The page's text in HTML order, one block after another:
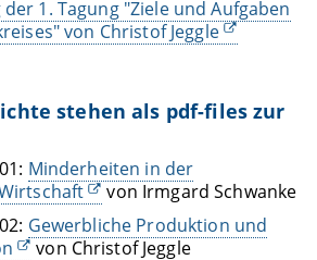
1. Tagung "Ziele und Aufgaben
von Christof Jeggle
stehen als pdf-files zur
Minderheiten in der
von Irmgard Schwanke
Gewerbliche Produktion und
von Christof Jeggle